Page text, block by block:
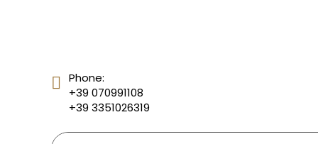
Phone:
+39 070991108
+39 3351026319